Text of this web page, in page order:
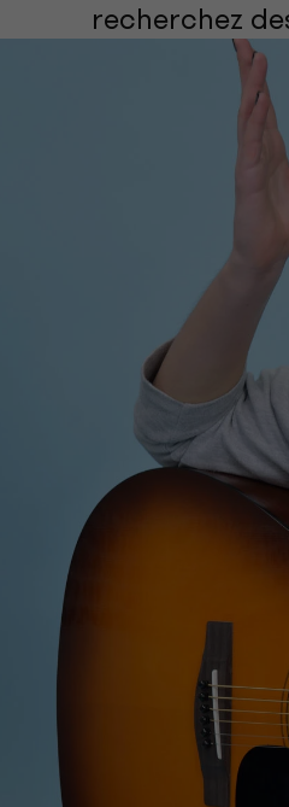
recherchez